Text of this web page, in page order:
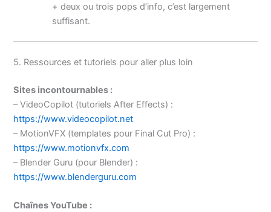
+ deux ou trois pops d’info, c’est largement
suffisant.
5. Ressources et tutoriels pour aller plus loin
Sites incontournables :
– VideoCopilot (tutoriels After Effects) :
https://www.videocopilot.net
– MotionVFX (templates pour Final Cut Pro) :
https://www.motionvfx.com
– Blender Guru (pour Blender) :
https://www.blenderguru.com
Chaînes YouTube :